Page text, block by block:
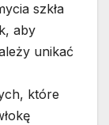
szkła
aby
unikać
które